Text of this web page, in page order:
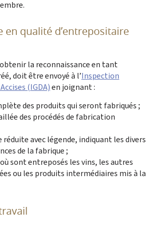
en qualité d’entrepositaire
la reconnaissance en tant
doit être envoyé à l’Inspection
(IGDA)en joignant :
des produits qui seront fabriqués ;
des procédés de fabrication
réduite avec légende, indiquant les divers
de la fabrique ;
sont entreposés les vins, les autres
ou les produits intermédiaires mis à la